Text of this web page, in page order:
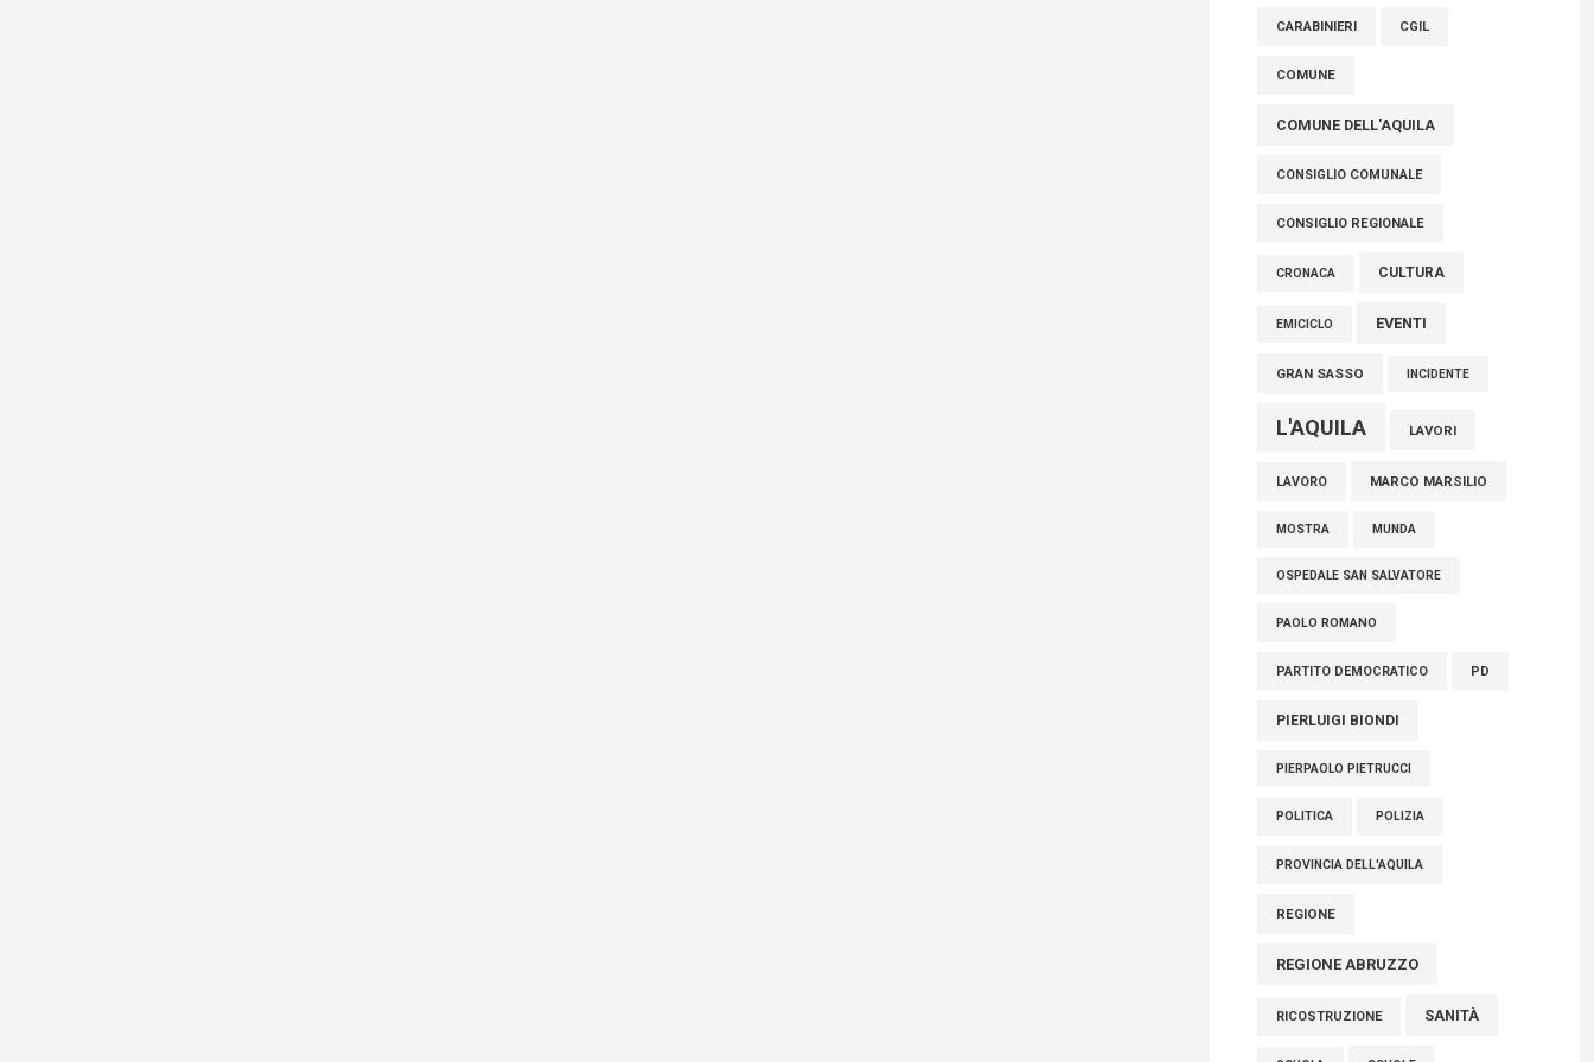
tra cui molti abruzzesi"
06 Agosto 2026
CARABINIERI CGIL
COMUNE
COMUNE DELL'AQUILA
CONSIGLIO COMUNALE
CONSIGLIO REGIONALE
CRONACA CULTURA
EMICICLO EVENTI
GRAN SASSO INCIDENTE
L'AQUILA LAVORI
LAVORO MARCO MARSILIO
MOSTRA MUNDA
OSPEDALE SAN SALVATORE
PAOLO ROMANO
PARTITO DEMOCRATICO PD
PIERLUIGI BIONDI
PIERPAOLO PIETRUCCI
POLITICA POLIZIA
PROVINCIA DELL'AQUILA
REGIONE
REGIONE ABRUZZO
RICOSTRUZIONE SANITÀ